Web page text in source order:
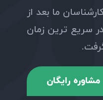
ما بعد از
سریع ترین زمان
مشاوره رایگان